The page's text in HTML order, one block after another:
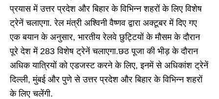
प्रयास में उत्तर प्रदेश और बिहार के विभिन्न शहरों के लिए विशेष
ट्रेनें चलाएगा. रेल मंत्री अश्विनी वैष्णव द्वारा अक्टूबर में दिए गए
एक बयान के अनुसार, भारतीय रेलवे छुट्टियों के मौसम के दौरान
पूरे देश में 283 विशेष ट्रेनें चलाएगा.छठ पूजा की भीड़ के दौरान
अधिक यात्रियों को एडजस्ट करने के लिए, इनमें से अधिकांश ट्रेनें
दिल्ली, मुंबई और पुणे से उत्तर प्रदेश और बिहार के विभिन्न शहरों
के लिए चलेंगी.